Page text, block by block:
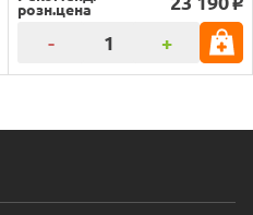
розн.цена
- +